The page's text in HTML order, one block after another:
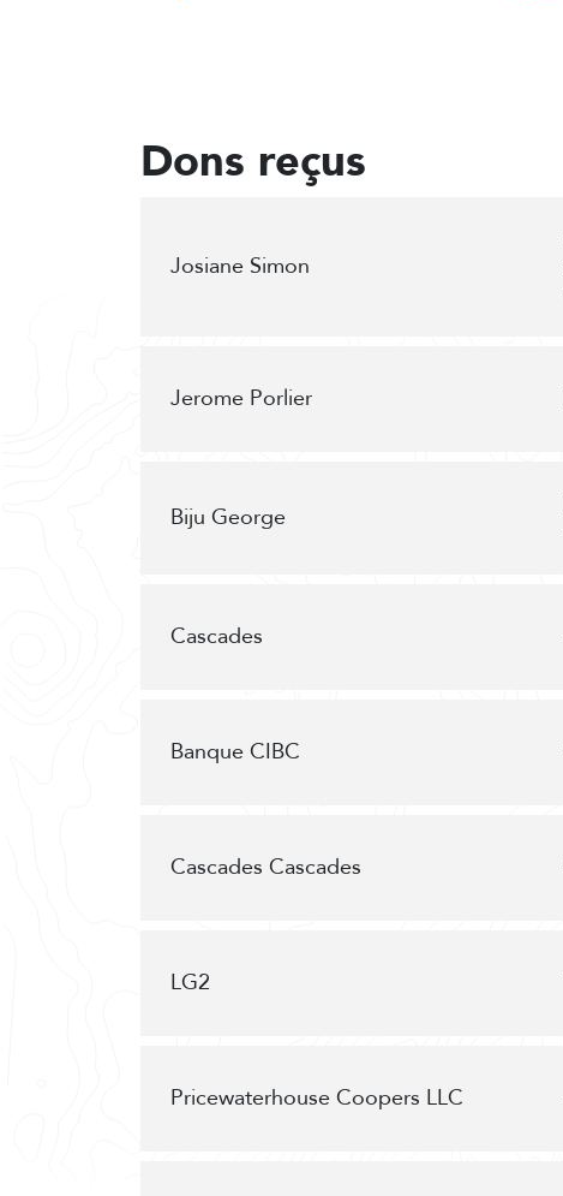
Dons reçus
Josiane Simon
Jerome Porlier
Biju George
Cascades
Banque CIBC
Cascades Cascades
LG2
Pricewaterhouse Coopers LLC